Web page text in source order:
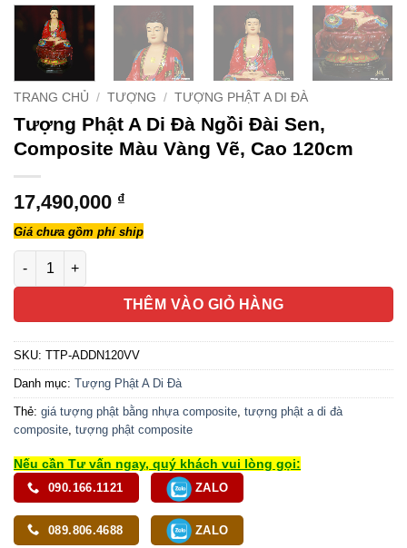
TRANG CHỦ / TƯỢNG / TƯỢNG PHẬT A DI ĐÀ
Tượng Phật A Di Đà Ngồi Đài Sen,
Composite Màu Vàng Vẽ, Cao 120cm
17,490,000 ₫
Giá chưa gồm phí ship
Tượng Phật A Di Đà Ngồi Đài Sen, Composite Màu Vàng Vẽ,
THÊM VÀO GIỎ HÀNG
SKU: TTP-ADDN120VV
Danh mục: Tượng Phật A Di Đà
Thẻ: giá tượng phật bằng nhựa composite tượng phật a di đà
composite tượng phật composite
Nếu cần Tư vấn ngay, quý khách vui lòng gọi:
090.166.1121 ZALO
089.806.4688 ZALO